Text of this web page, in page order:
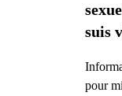
suis
pour